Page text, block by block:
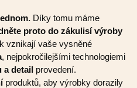
Díky tomu máme
proto do zákulisí výroby
vznikají vaše vysněné
, nejpokročilejšími technologiemi
a detail provedení.
produktů, aby výrobky dorazily